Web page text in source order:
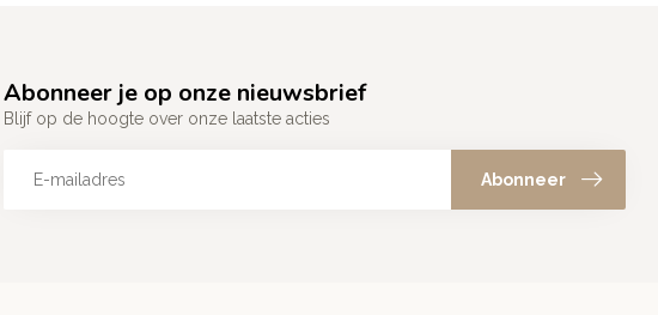
Abonneer je op onze nieuwsbrief
Blijf op de hoogte over onze laatste acties
Abonneer